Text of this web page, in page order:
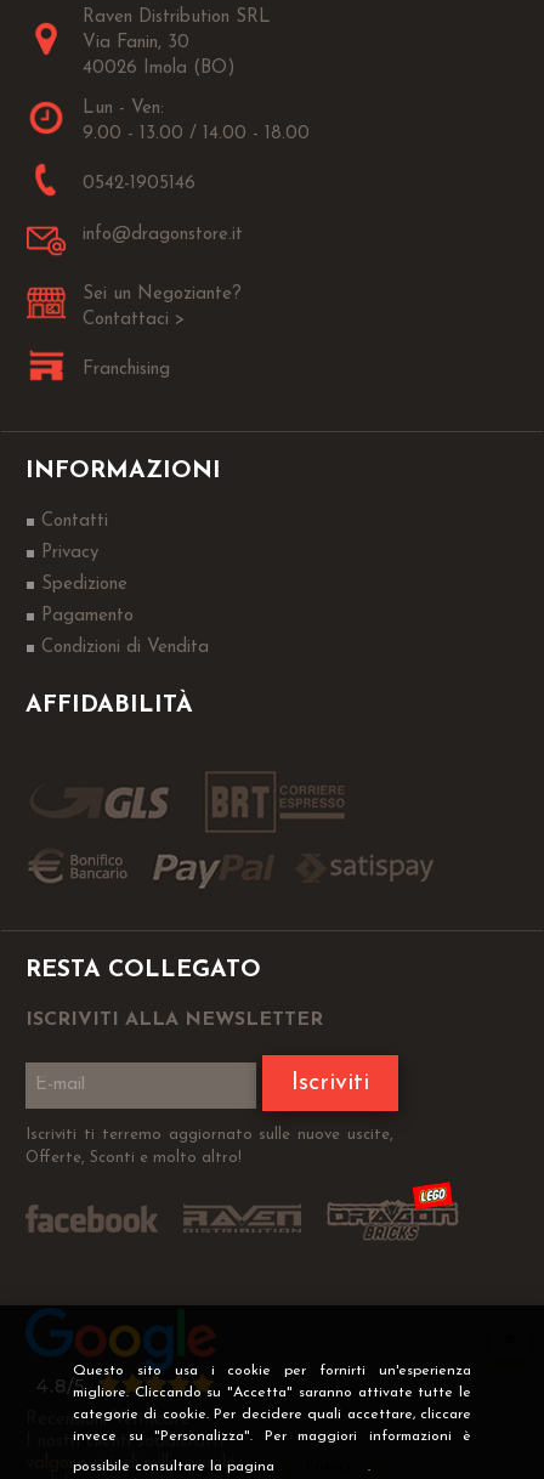
Questo sito usa i cookie per fornirti un'esperienza
migliore. Cliccando su "Accetta" saranno attivate tutte le
categorie di cookie. Per decidere quali accettare, cliccare
invece su "Personalizza". Per maggiori informazioni è
possibile consultare la pagina .
Raven Distribution SRL
Via Fanin, 30
40026 Imola (BO)
Lun - Ven:
9.00 - 13.00 / 14.00 - 18.00
0542-1905146
info@dragonstore.it
Sei un Negoziante?
Contattaci >
Franchising
INFORMAZIONI
Contatti
Privacy
Spedizione
Pagamento
Condizioni di Vendita
AFFIDABILITÀ
RESTA COLLEGATO
ISCRIVITI ALLA NEWSLETTER
Iscriviti
Iscriviti ti terremo aggiornato sulle nuove uscite,
Offerte, Sconti e molto altro!
Recensioni Verificate
I nostri clienti soddisfatti
valgono più di mille parole